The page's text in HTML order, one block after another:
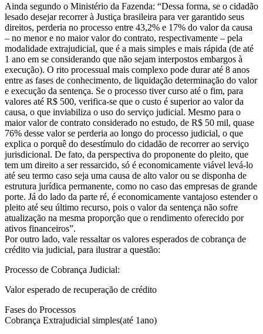
Ainda segundo o Ministério da Fazenda: “Dessa forma, se o cidadão
lesado desejar recorrer à Justiça brasileira para ver garantido seus
direitos, perderia no processo entre 43,2% e 17% do valor da causa
– no menor e no maior valor do contrato, respectivamente – pela
modalidade extrajudicial, que é a mais simples e mais rápida (de até
1 ano em se considerando que não sejam interpostos embargos à
execução). O rito processual mais complexo pode durar até 8 anos
entre as fases de conhecimento, de liquidação determinação do valor
e execução da sentença. Se o processo tiver curso até o fim, para
valores até R$ 500, verifica-se que o custo é superior ao valor da
causa, o que inviabiliza o uso do serviço judicial. Mesmo para o
maior valor de contrato considerado no estudo, de R$ 50 mil, quase
76% desse valor se perderia ao longo do processo judicial, o que
explica o porquê do desestímulo do cidadão de recorrer ao serviço
jurisdicional. De fato, da perspectiva do proponente do pleito, que
tem um direito a ser ressarcido, só é economicamente viável levá-lo
até seu termo caso seja uma causa de alto valor ou se disponha de
estrutura jurídica permanente, como no caso das empresas de grande
porte. Já do lado da parte ré, é economicamente vantajoso estender o
pleito até seu último recurso, pois o valor da sentença não sofre
atualização na mesma proporção que o rendimento oferecido por
ativos financeiros”.
Por outro lado, vale ressaltar os valores esperados de cobrança de
crédito via judicial, para ilustrar a questão:
Processo de Cobrança Judicial:
Valor esperado de recuperação de crédito
Fases do Processos
Cobrança Extrajudicial simples(até 1ano)